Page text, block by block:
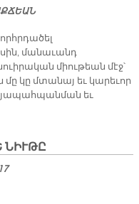
մանաւանդ
միութեան մէջ՝
մը կը մտանայ եւ կարեւոր
եւ
ՆԻՒԹԸ